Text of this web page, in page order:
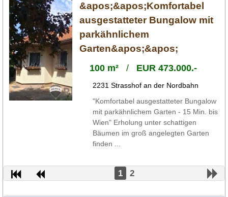
&apos;&apos;Komfortabel
ausgestatteter Bungalow mit
parkähnlichem
Garten&apos;&apos;
100 m²/ EUR 473.000.-
2231 Strasshof an der Nordbahn
"Komfortabel ausgestatteter Bungalow
mit parkähnlichem Garten - 15 Min. bis
Wien" Erholung unter schattigen
Bäumen im groß angelegten Garten
finden ...
1 2